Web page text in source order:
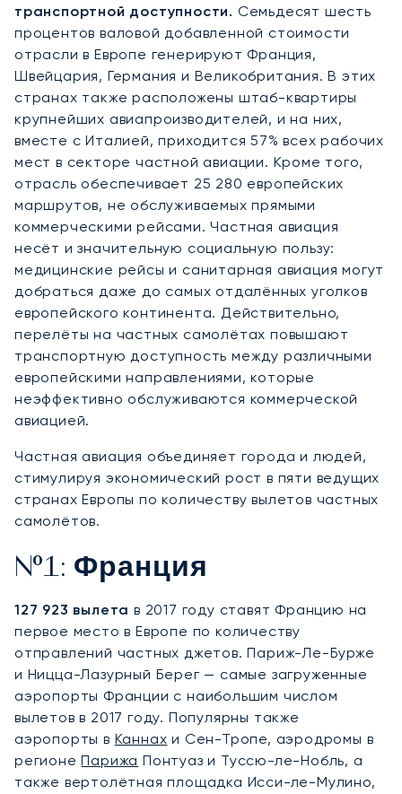
транспортной доступности. Семьдесят шесть
процентов валовой добавленной стоимости
отрасли в Европе генерируют Франция,
Швейцария, Германия и Великобритания. В этих
странах также расположены штаб-квартиры
крупнейших авиапроизводителей, и на них,
вместе с Италией, приходится 57% всех рабочих
мест в секторе частной авиации. Кроме того,
отрасль обеспечивает 25 280 европейских
маршрутов, не обслуживаемых прямыми
коммерческими рейсами. Частная авиация
несёт и значительную социальную пользу:
медицинские рейсы и санитарная авиация могут
добраться даже до самых отдалённых уголков
европейского континента. Действительно,
перелёты на частных самолётах повышают
транспортную доступность между различными
европейскими направлениями, которые
неэффективно обслуживаются коммерческой
авиацией.
Частная авиация объединяет города и людей,
стимулируя экономический рост в пяти ведущих
странах Европы по количеству вылетов частных
самолётов.
№1: Франция
127 923 вылета в 2017 году ставят Францию на
первое место в Европе по количеству
отправлений частных джетов. Париж-Ле-Бурже
и Ницца-Лазурный Берег — самые загруженные
аэропорты Франции с наибольшим числом
вылетов в 2017 году. Популярны также
аэропорты в Каннах и Сен-Тропе, аэродромы в
регионеПарижа Понтуаз и Туссю-ле-Нобль, а
также вертолётная площадка Исси-ле-Мулино,